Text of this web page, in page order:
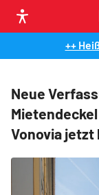
++
Neue
Vonovia jetzt